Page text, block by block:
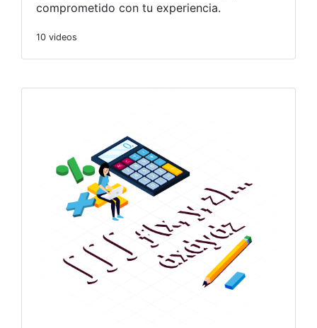
comprometido con tu experiencia.
10 videos